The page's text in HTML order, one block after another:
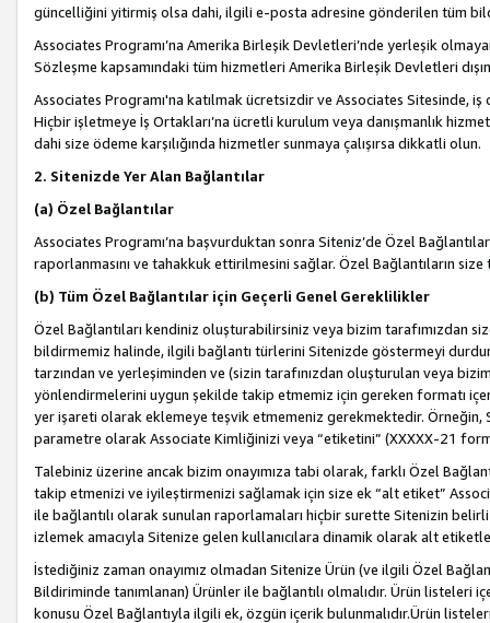
güncelliğini yitirmiş olsa dahi, ilgili e-posta adresine gönderilen tüm
Associates Programı’na Amerika Birleşik Devletleri’nde yerleşik
Sözleşme kapsamındaki tüm hizmetleri Amerika Birleşik Devletleri
Associates Programı'na katılmak ücretsizdir ve Associates Sitesinde,
Hiçbir işletmeye İş Ortakları’na ücretli kurulum veya danışmanlık
dahi size ödeme karşılığında hizmetler sunmaya çalışırsa dikkatli olun.
2. Sitenizde Yer Alan Bağlantılar
(a) Özel Bağlantılar
Associates Programı’na başvurduktan sonra Siteniz’de Özel
raporlanmasını ve tahakkuk ettirilmesini sağlar. Özel Bağlantıların
(b) Tüm Özel Bağlantılar için Geçerli Genel Gereklilikler
Özel Bağlantıları kendiniz oluşturabilirsiniz veya bizim tarafımızdan
bildirmemiz halinde, ilgili bağlantı türlerini Sitenizde göstermeyi
tarzından ve yerleşiminden ve (sizin tarafınızdan oluşturulan veya
yönlendirmelerini uygun şekilde takip etmemiz için gereken formatı
yer işareti olarak eklemeye teşvik etmemeniz gerekmektedir. Örneğin,
parametre olarak Associate Kimliğinizi veya “etiketini” (XXXXX-21
Talebiniz üzerine ancak bizim onayımıza tabi olarak, farklı Özel
takip etmenizi ve iyileştirmenizi sağlamak için size ek “alt etiket”
ile bağlantılı olarak sunulan raporlamaları hiçbir surette Sitenizin belirli
izlemek amacıyla Sitenize gelen kullanıcılara dinamik olarak alt
İstediğiniz zaman onayımız olmadan Sitenize Ürün (ve ilgili Özel
Bildiriminde tanımlanan) Ürünler ile bağlantılı olmalıdır. Ürün listeleri
konusu Özel Bağlantıyla ilgili ek, özgün içerik bulunmalıdır.Ürün